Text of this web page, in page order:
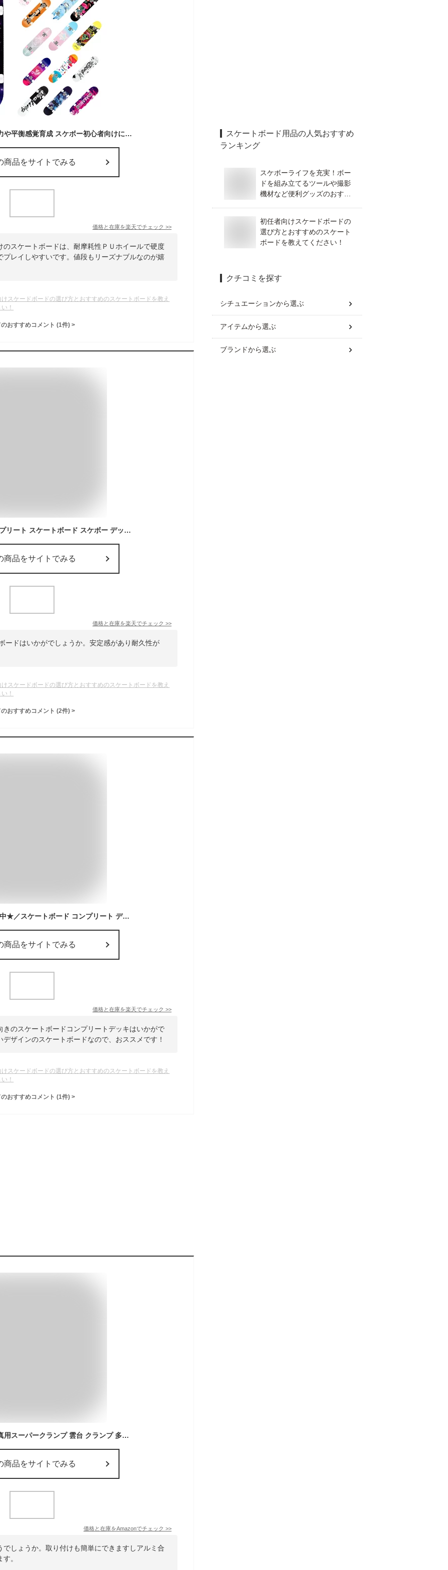
スケートボード 集中力や平衡感覚育成 スケボー初心者向けに トリック練習できる 子供/若者/大人初心者に キッズ子供へプレゼントなどに
商品をサイトでみる
価格と在庫を楽天でチェック >>
スケートボードは、耐摩耗性ＰＵホイールで硬度
レイしやすいです。値段もリーズナブルなのが嬉
スケードボードの選び方とおすすめのスケートボードを教え
！
おすすめコメント (1件) >
即出荷 スケボー コンプリート スケートボード スケボー デッキ 初心者 ゴースケート ストリート パーク プロスケーター サーフスケート メンズ レディース 男女兼用 完成品 大人用 プレゼント ギフト 贈り物 収納バック付き 入門 エントリー あす楽 即納
商品をサイトでみる
価格と在庫を楽天でチェック >>
ードはいかがでしょうか。安定感があり耐久性が
スケードボードの選び方とおすすめのスケートボードを教え
！
おすすめコメント (2件) >
＼マラソンSALE開催中★／スケートボード コンプリート デッキ カナディアンメイプル 7レイヤーズ メープルウッド メンズ レディース キッズ 女子 初心者 おすすめ 完成品 セット パーク スケボー ボード 7 7.5 7.75 8 8.25 8.5 100A 無地【ラッピング対象外】
商品をサイトでみる
価格と在庫を楽天でチェック >>
のスケートボードコンプリートデッキはいかがで
ザインのスケートボードなので、おススメです！
スケードボードの選び方とおすすめのスケートボードを教え
！
おすすめコメント (1件) >
スーパークランプ 写真用スーパークランプ 雲台 クランプ 多機能マジックアーム 調整可能 強力な支持力 耐荷重性 1/4インチ 3/8インチネジ穴 互換性 アルミ合金製 マジックアームブラケット三脚アクセサリー カニプライヤークリップ適用
商品をサイトでみる
価格と在庫をAmazonでチェック >>
しょうか。取り付けも簡単にできますしアルミ合
。
スケートボード用品の人気おすすめ
ランキング
スケボーライフを充実！ボー
ドを組み立てるツールや撮影
機材など便利グッズのおすす
初任者向けスケードボードの
選び方とおすすめのスケート
ボードを教えてください！
クチコミを探す
シチュエーションから選ぶ
アイテムから選ぶ
ブランドから選ぶ